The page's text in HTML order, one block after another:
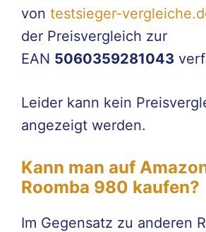
von testsieger-
der Preisvergleich zur
EAN 5060359281043
Leider kann kein
angezeigt werden.
Kann man auf
Roomba 980 kaufen?
Im Gegensatz zu anderen